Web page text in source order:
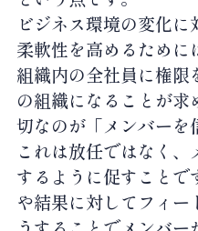
ビジネス環境の変化
柔軟性を高めるために
組織内の全社員に権限
の組織になることが
切なのが「メンバーを
これは放任ではなく
するように促すこと
や結果に対してフィー